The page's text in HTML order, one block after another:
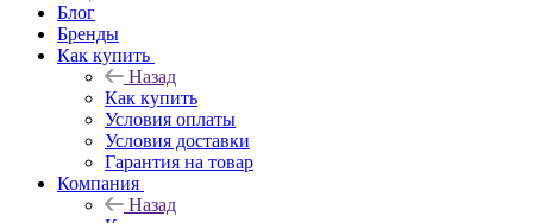
Блог
Бренды
Как купить
Назад
Как купить
Условия оплаты
Условия доставки
Гарантия на товар
Компания
Назад